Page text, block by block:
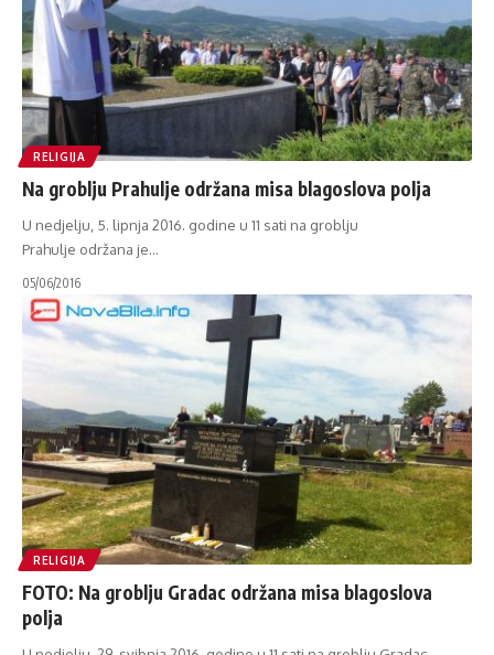
RELIGIJA
Na groblju Prahulje održana misa blagoslova polja
U nedjelju, 5. lipnja 2016. godine u 11 sati na groblju
Prahulje održana je…
05/06/2016
RELIGIJA
FOTO: Na groblju Gradac održana misa blagoslova
polja